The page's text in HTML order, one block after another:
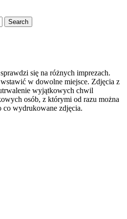
się na różnych imprezach.
w dowolne miejsce. Zdjęcia z
wyjątkowych chwil
osób, z którymi od razu można
co wydrukowane zdjęcia.